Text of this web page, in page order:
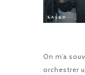
On m’a
orchestrer